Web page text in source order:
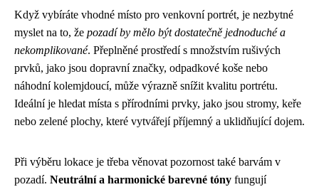
Když vybíráte vhodné místo pro venkovní portrét, je nezbytné
myslet na to, že pozadí by mělo být dostatečně jednoduché a
nekomplikované. Přeplněné prostředí s množstvím rušivých
prvků, jako jsou dopravní značky, odpadkové koše nebo
náhodní kolemjdoucí, může výrazně snížit kvalitu portrétu.
Ideální je hledat místa s přírodními prvky, jako jsou stromy, keře
nebo zelené plochy, které vytvářejí příjemný a uklidňující dojem.
Při výběru lokace je třeba věnovat pozornost také barvám v
pozadí. Neutrální a harmonické barevné tóny fungují